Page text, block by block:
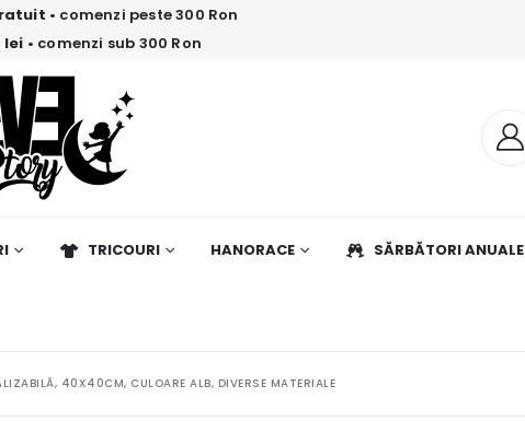
• comenzi peste 300 Ron
lei • comenzi sub 300 Ron
TRICOURI HANORACE SĂRBĂTORI ANUALE
40X40CM, CULOARE ALB, DIVERSE MATERIALE